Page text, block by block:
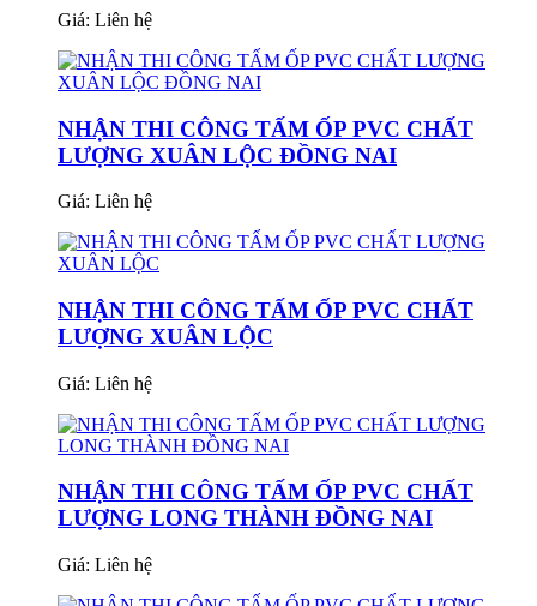
Giá: Liên hệ
NHẬN THI CÔNG TẤM ỐP PVC CHẤT
LƯỢNG XUÂN LỘC ĐỒNG NAI
Giá: Liên hệ
NHẬN THI CÔNG TẤM ỐP PVC CHẤT
LƯỢNG XUÂN LỘC
Giá: Liên hệ
NHẬN THI CÔNG TẤM ỐP PVC CHẤT
LƯỢNG LONG THÀNH ĐỒNG NAI
Giá: Liên hệ